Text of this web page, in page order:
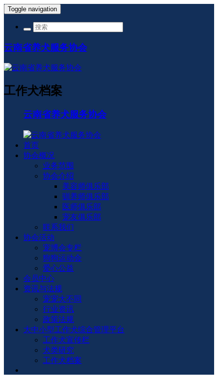
Toggle navigation
云南省养犬服务协会
工作犬档案
云南省养犬服务协会
首页
协会概况
业务范围
协会介绍
美容师俱乐部
驯养师俱乐部
医师俱乐部
宠友俱乐部
联系我们
协会活动
宠博会专栏
狗狗运动会
爱心公益
会员中心
资讯与法规
宠宠大不同
行业资讯
政策法规
大中小型工作犬综合管理平台
工作犬宣传栏
犬类研究
工作犬档案